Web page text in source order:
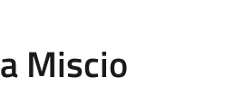
Miscio